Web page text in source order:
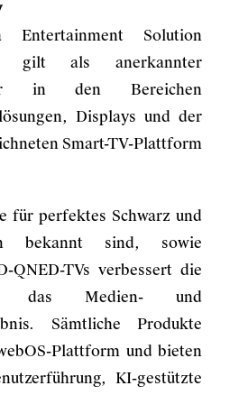
Solution
gilt als anerkannter
in den Bereichen
Displays und der
Smart-TV-Plattform
für perfektes Schwarz und
bekannt sind, sowie
QNED-TVs verbessert die
das Medien- und
Sämtliche Produkte
Plattform und bieten
KI-gestützte